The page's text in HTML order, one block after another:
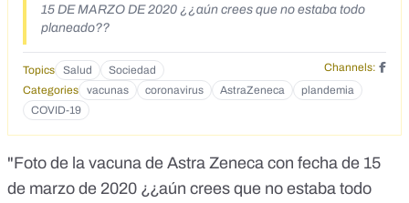
15 DE MARZO DE 2020 ¿¿aún crees que no estaba todo
planeado??
Topics Salud Sociedad
Channels:
Categories
vacunas coronavirus AstraZeneca
plandemia
COVID-19
"Foto de la vacuna de Astra Zeneca con fecha de 15
de marzo de 2020 ¿¿aún crees que no estaba todo